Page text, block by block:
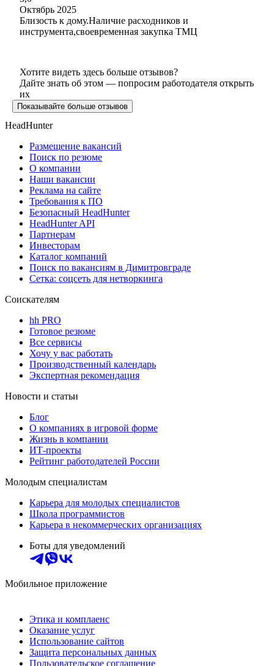
Октябрь 2025
Близость к дому.Наличие расходников и
инструмента,своевременная закупка ТМЦ
Хотите видеть здесь больше отзывов?
Дайте знать об этом — попросим работодателя открыть
их
Показывайте больше отзывов
HeadHunter
Размещение вакансий
Поиск по резюме
О компании
Наши вакансии
Реклама на сайте
Требования к ПО
Безопасный HeadHunter
HeadHunter API
Партнерам
Инвесторам
Каталог компаний
Поиск по вакансиям в Димитровграде
Сетка: соцсеть для нетворкинга
Соискателям
hh PRO
Готовое резюме
Все сервисы
Хочу у вас работать
Производственный календарь
Экспертная рекомендация
Новости и статьи
Блог
О компаниях в игровой форме
Жизнь в компании
ИТ-проекты
Рейтинг работодателей России
Молодым специалистам
Карьера для молодых специалистов
Школа программистов
Карьера в некоммерческих организациях
Боты для уведомлений
Мобильное приложение
Этика и комплаенс
Оказание услуг
Использование сайтов
Защита персональных данных
Пользовательское соглашение